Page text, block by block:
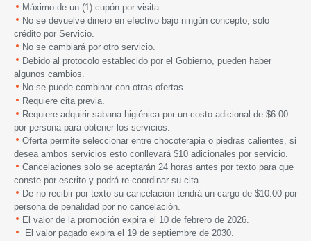
Máximo de un (1) cupón por visita.
No se devuelve dinero en efectivo bajo ningún concepto, solo
crédito por Servicio.
No se cambiará por otro servicio
Debido al protocolo establecido por el Gobierno, pueden haber
algunos cambios.
No se puede combinar con otras ofertas.
Requiere cita previa.
Requiere adquirir sabana higiénica por un costo adicional de $6.00
por persona para obtener los servicios.
Oferta permite seleccionar entre chocoterapia o piedras calientes, si
desea ambos servicios esto conllevará $10 adicionales por servicio.
Cancelaciones solo se aceptarán 24 horas antes por texto para que
conste por escrito y podrá re-coordinar su cita.
De no recibir por texto su cancelación tendrá un cargo de $10.00 por
persona de penalidad por no cancelación.
El valor de la promoción expira el 10 de febrero de 2026
El valor pagado expira el 19 de septiembre de 2030.